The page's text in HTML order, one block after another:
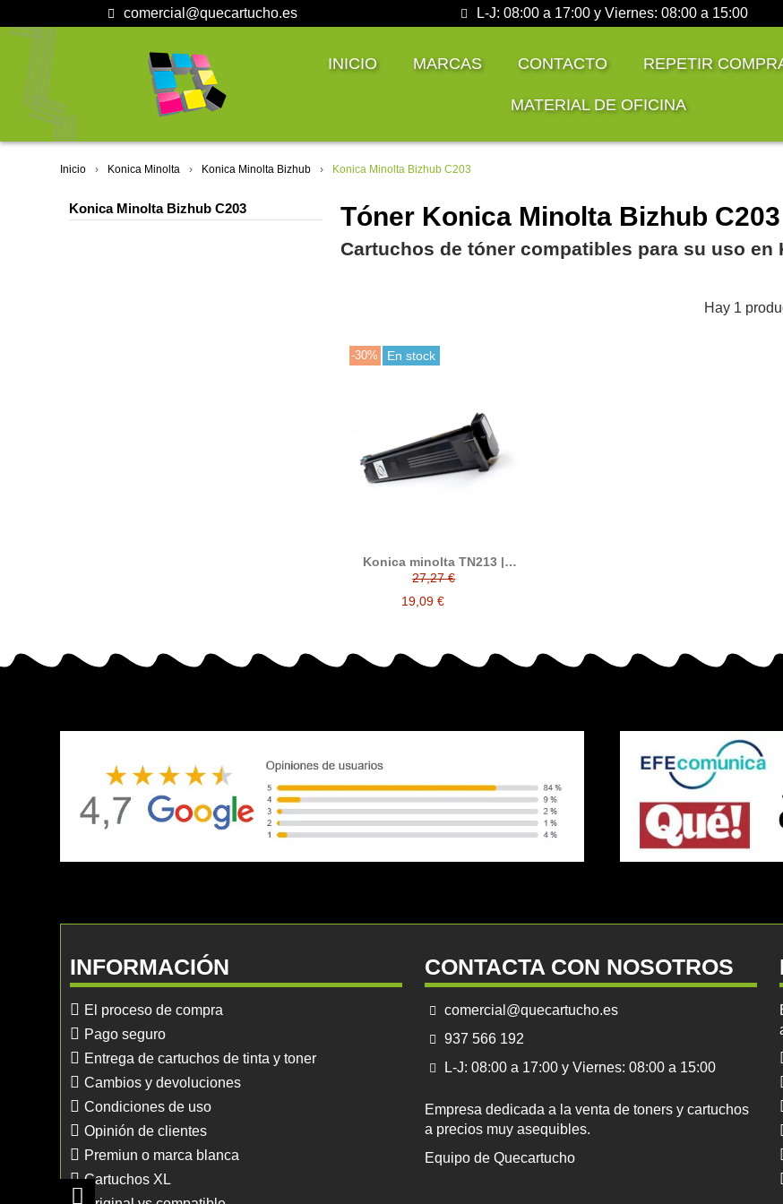
comercial@quecartucho.es L-J: 08:00 a 17:00 y Viernes: 08:00 a 15:00
INICIO MARCAS CONTACTO REPETIR
MATERIAL DE OFICINA
Inicio Konica Minolta Konica Minolta Bizhub Konica Minolta Bizhub C203
Konica Minolta Bizhub C203 Tóner Konica Minolta Bizhub C203
Cartuchos de tóner compatibles para su uso en
Hay 1
-30% En stock
Konica minolta TN213 |
TN214 | TN314 tóner
compatible
27,27 €
19,09 €
INFORMACIÓN
El proceso de compra
Pago seguro
Entrega de cartuchos de tinta y toner
Cambios y devoluciones
Condiciones de uso
Opinión de clientes
Premiun o marca blanca
Cartuchos XL
CONTACTA CON NOSOTROS
comercial@quecartucho.es
937 566 192
L-J: 08:00 a 17:00 y Viernes: 08:00 a 15:00
Empresa dedicada a la venta de toners y cartuchos
a precios muy asequibles.
Equipo de Quecartucho